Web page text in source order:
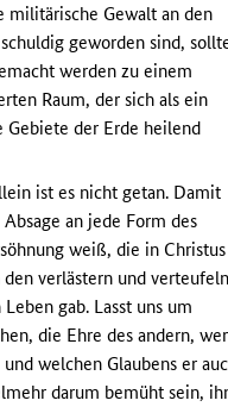
militärische Gewalt an den
geworden sind,
werden zu einem
Raum, der sich als ein
Gebiete der Erde heilend
ist es nicht getan. Damit
an jede Form des
weiß, die in Christus
verlästern und
gab. Lasst uns um
die Ehre des andern, wer
welchen Glaubens er
darum bemüht sein,